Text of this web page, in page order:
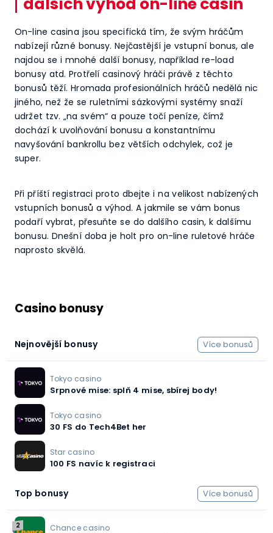
On-line casina jsou specifická tím, že svým hráčům
nabízejí různé bonusy. Nejčastější je vstupní bonus, ale
najdou se i mnohé další bonusy, například re-load
bonusy atd. Protřelí casinový hráči právě z těchto
bonusů těží. Hromada profesionálních hráčů nedělá nic
jiného, než že se ruletními sázkovými systémy snaží
udržet tzv. „na svém“ a pouze točí peníze, čímž
dochází k uvolňování bonusu a konstantnímu
navyšování bankrollu bez větších odchylek, což je
super.
Při příští registraci proto dbejte i na velikost nabízených
vstupních bonusů a výhod. A jakmile se vám bonus
podaří vybrat, přesuňte se do dalšího casin, k dalšímu
bonusu. Dnešní doba je holt pro on-line ruletové hráče
naprosto skvělá.
Casino bonusy
Nejnovější bonusy Více bonusů
Tokyo casino
Srpnové mise: splň 4 mise, sbírej body!
Tokyo casino
30 FS do Tech4Bet her
Star casino
100 FS navíc k registraci
Top bonusy Více bonusů
2 Chance casino